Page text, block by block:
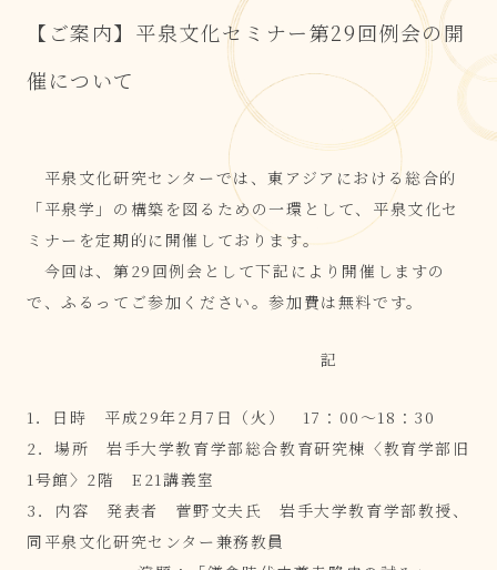
【ご案内】平泉文化セミナー第29回例会の開
催について
平泉文化研究センターでは、東アジアにおける総合的
「平泉学」の構築を図るための一環として、平泉文化セ
ミナーを定期的に開催しております。
今回は、第29回例会として下記により開催しますの
で、ふるってご参加ください。参加費は無料です。
記
1．日時 平成29年2月7日（火） 17：00～18：30
2．場所 岩手大学教育学部総合教育研究棟〈教育学部旧
1号館〉2階 E21講義室
3．内容 発表者 菅野文夫氏 岩手大学教育学部教授、
同平泉文化研究センター兼務教員